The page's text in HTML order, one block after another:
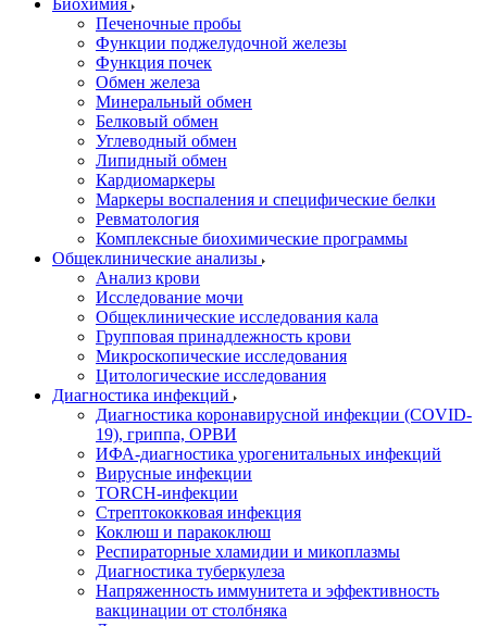
Биохимия
Печеночные пробы
Функции поджелудочной железы
Функция почек
Обмен железа
Минеральный обмен
Белковый обмен
Углеводный обмен
Липидный обмен
Кардиомаркеры
Маркеры воспаления и специфические белки
Ревматология
Комплексные биохимические программы
Общеклинические анализы
Анализ крови
Исследование мочи
Общеклинические исследования кала
Групповая принадлежность крови
Микроскопические исследования
Цитологические исследования
Диагностика инфекций
Диагностика коронавирусной инфекции (COVID-
19), гриппа, ОРВИ
ИФА-диагностика урогенитальных инфекций
Вирусные инфекции
TORCH-инфекции
Стрептококковая инфекция
Коклюш и паракоклюш
Респираторные хламидии и микоплазмы
Диагностика туберкулеза
Напряженность иммунитета и эффективность
вакцинации от столбняка